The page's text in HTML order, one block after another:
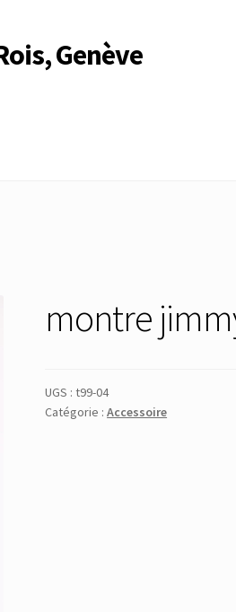
Genève
montre
UGS :t99-04
Catégorie :Accessoire